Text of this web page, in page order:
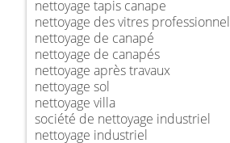
nettoyage tapis canape
nettoyage des vitres professionnel
nettoyage de canapé
nettoyage de canapés
nettoyage après travaux
nettoyage sol
nettoyage villa
société de nettoyage industriel
nettoyage industriel